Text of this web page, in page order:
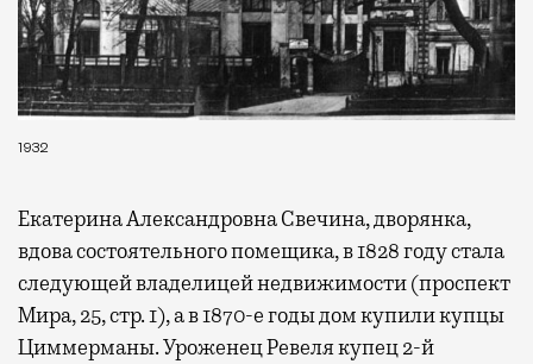
1932
Екатерина Александровна Свечина, дворянка,
вдова состоятельного помещика, в 1828 году стала
следующей владелицей недвижимости (проспект
Мира, 25, стр. 1), а в 1870-е годы дом купили купцы
Циммерманы. Уроженец Ревеля купец 2-й